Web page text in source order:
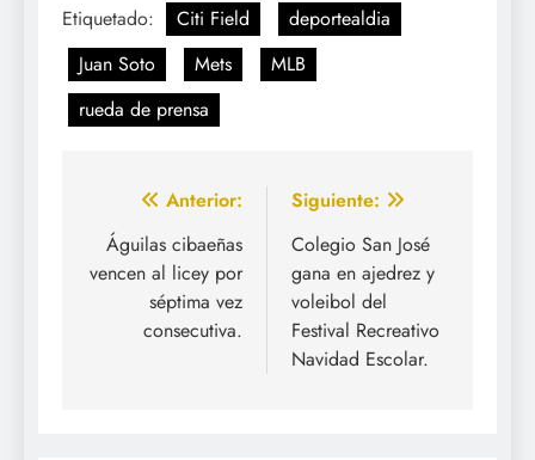
Etiquetado: Citi Field
deportealdia
Juan Soto
Mets
MLB
rueda de prensa
Navegación
de
entradas
Anterior:
Águilas cibaeñas
vencen al licey por
séptima vez
consecutiva.
Siguiente:
Colegio San José
gana en ajedrez y
voleibol del
Festival Recreativo
Navidad Escolar.